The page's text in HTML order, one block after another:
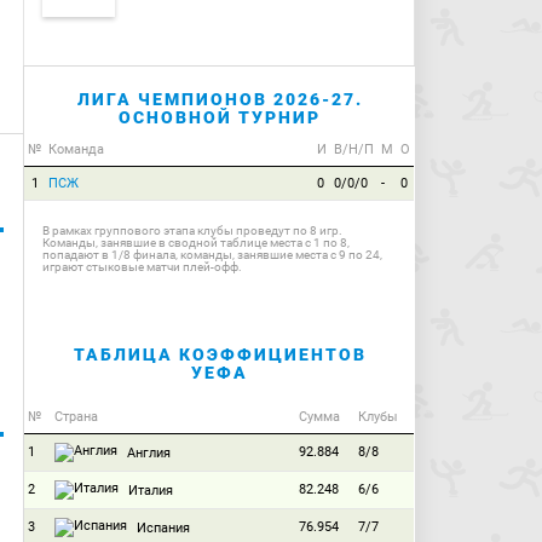
ЛИГА ЧЕМПИОНОВ 2026-27.
ОСНОВНОЙ ТУРНИР
№ Команда И В/Н/П М О
1 ПСЖ 0 0/0/0 - 0
В рамках группового этапа клубы проведут по 8 игр.
Команды, занявшие в сводной таблице места с 1 по 8,
попадают в 1/8 финала, команды, занявшие места с 9 по 24,
играют стыковые матчи плей-офф.
ТАБЛИЦА КОЭФФИЦИЕНТОВ
УЕФА
№ Страна Сумма Клубы
1 Англия 92.884 8/8
2 Италия 82.248 6/6
3 Испания 76.954 7/7